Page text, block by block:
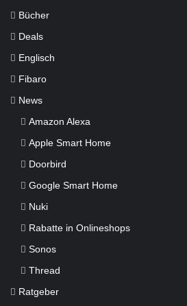
Bücher
Deals
Englisch
Fibaro
News
Amazon Alexa
Apple Smart Home
Doorbird
Google Smart Home
Nuki
Rabatte in Onlineshops
Sonos
Thread
Ratgeber